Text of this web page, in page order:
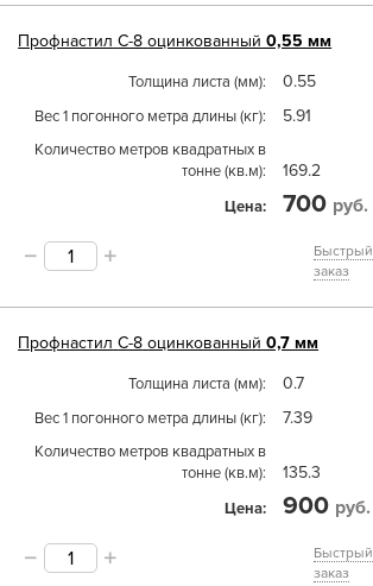
Профнастил С-8 оцинкованный 0,55 мм
Толщина листа (мм) 0.55
Вес 1 погонного метра длины (кг) 5.91
Количество метров квадратных в
тонне (кв.м)
169.2
Цена 700 руб.
Быстрый
заказ
Профнастил С-8 оцинкованный 0,7 мм
Толщина листа (мм) 0.7
Вес 1 погонного метра длины (кг) 7.39
Количество метров квадратных в
тонне (кв.м)
135.3
Цена 900 руб.
Быстрый
заказ